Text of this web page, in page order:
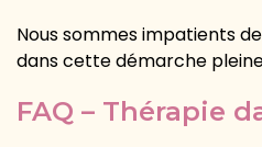
Nous sommes impatients
dans cette démarche
FAQ – Thérapie